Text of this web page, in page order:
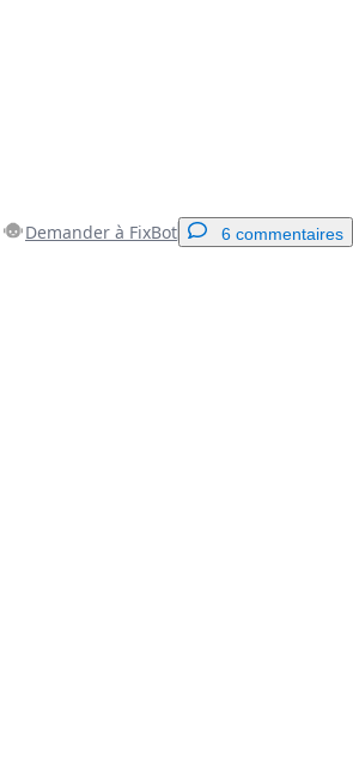
Demander à FixBot 6 commentaires